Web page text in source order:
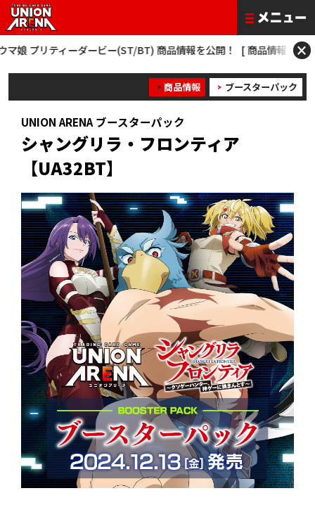
ーダービー(ST/BT) 商品情報を公開！ [ 商品情報 ] 僕のヒーローア×
商品情報 ブースターパック
UNION ARENA ブースターパック
シャングリラ・フロンティア
【UA32BT】